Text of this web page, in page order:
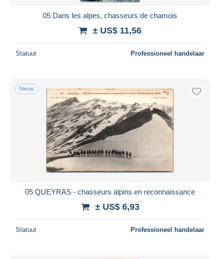
05 Dans les alpes, chasseurs de chamois
± US$ 11,56
Statuut Professioneel handelaar
Nieuw
05 QUEYRAS - chasseurs alpins en reconnaissance
± US$ 6,93
Statuut Professioneel handelaar